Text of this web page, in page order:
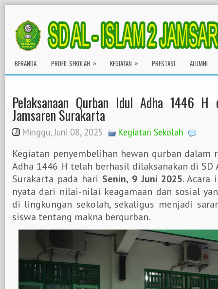
BERANDA PROFIL SEKOLAH » KEGIATAN » PRESTASI ALUMNI
Pelaksanaan Qurban Idul Adha 1446
Jamsaren Surakarta
Minggu, Juni 08, 2025 Kegiatan Sekolah
Kegiatan penyembelihan hewan qurban dalam
Adha 1446 H telah berhasil dilaksanakan di SD
Surakarta pada hari Senin, 9 Juni 2025. Acara
nyata dari nilai-nilai keagamaan dan sosial
di lingkungan sekolah, sekaligus menjadi
siswa tentang makna berqurban.